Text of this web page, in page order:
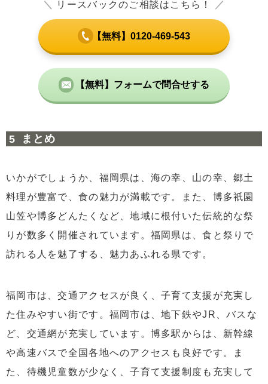
＼ リースバックのご相談はこちら！ ／
【無料】0120-469-543
【無料】フォームで問合せする
まとめ
いかがでしょうか、福岡県は、海の幸、山の幸、郷土
料理が豊富で、食の魅力が満載です。また、博多祇園
山笠や博多どんたくなど、地域に根付いた伝統的な祭
りが数多く開催されています。福岡県は、食と祭りで
訪れる人を魅了する、魅力あふれる県です。
福岡市は、交通アクセスが良く、子育て支援が充実し
た住みやすい街です。福岡市は、地下鉄やJR、バスな
ど、交通網が充実しています。博多駅からは、新幹線
や高速バスで全国各地へのアクセスも良好です。ま
た、待機児童数が少なく、子育て支援制度も充実して